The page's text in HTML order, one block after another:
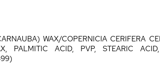
WAX/COPERNICIA CERIFERA
PALMITIC ACID, PVP, STEARIC ACID,